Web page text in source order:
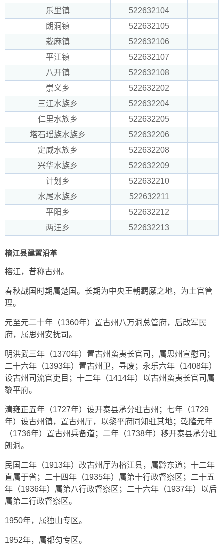
乐里镇
522632104
朗洞镇
522632105
栽麻镇
522632106
平江镇
522632107
八开镇
522632108
崇义乡
522632202
三江水族乡
522632204
仁里水族乡
522632205
塔石瑶族水族乡
522632206
定威水族乡
522632208
兴华水族乡
522632209
计划乡
522632210
水尾水族乡
522632211
平阳乡
522632212
两汪乡
522632213
榕江县建置沿革
榕江，昔称古州。
春秋战国时期属楚国。长期为中央王朝羁縻之地，为土官管
理。
元至元二十年（1360年）置古州八万洞总管府，后改军民
府，属思州安抚司。
明洪武三年（1370年）置古州蛮夷长官司，属思州宣慰司；
二十六年（1393年）置古州卫，寻废；永乐六年（1408年）
设古州司流官吏目；十二年（1414年）以古州蛮夷长官司属
黎平府。
清雍正五年（1727年）设开泰县承分驻古州；七年（1729
年）设古州镇，置古州厅，以黎平府同知驻其地；乾隆元年
（1736年）置古州兵备道；二年（1738年）移开泰县承分驻
朗洞。
民国二年（1913年）改古州厅为榕江县，属黔东道；十二年
直属于省；二十四年（1935年）属第十行政督察区；二十五
年（1936年）属第八行政督察区；二十六年（1937年）以后
属第二行政督察区。
1950年，属独山专区。
1952年，属都匀专区。